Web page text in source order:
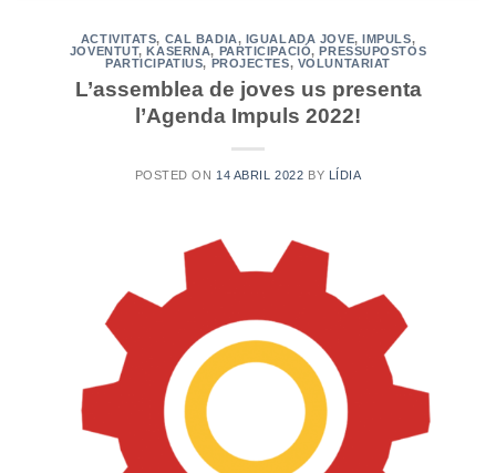
ACTIVITATS, CAL BADIA, IGUALADA JOVE,IMPULS,
JOVENTUT,KASERNA, PARTICIPACIÓ,PRESSUPOSTOS
PARTICIPATIUS, PROJECTES, VOLUNTARIAT
L’assemblea de joves us presenta
l’Agenda Impuls 2022!
POSTED ON 14 ABRIL 2022 BY LÍDIA